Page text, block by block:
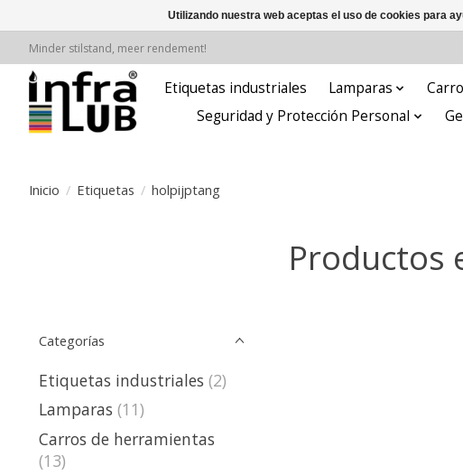
Minder stilstand, meer rendement!
Etiquetas industriales Lamparas
Seguridad y Protección Personal
Inicio / Etiquetas / holpijptang
Productos
Categorías
Etiquetas industriales (2)
Lamparas (11)
Carros de herramientas
(13)
Utilizando nuestra web aceptas el uso de cookies para